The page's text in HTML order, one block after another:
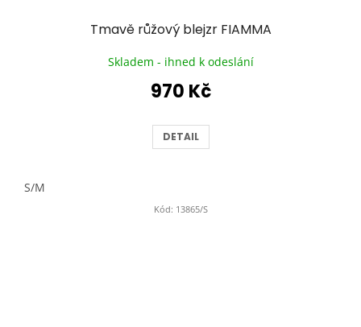
Tmavě růžový blejzr FIAMMA
Skladem - ihned k odeslání
970 Kč
DETAIL
S/M
Kód: 13865/S